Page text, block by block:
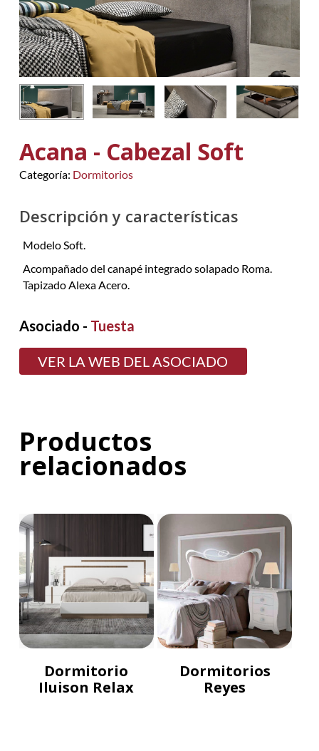
Acana - Cabezal Soft
Categoría: Dormitorios
Descripción y características
Modelo Soft.
Acompañado del canapé integrado solapado Roma.
Tapizado Alexa Acero.
Asociado - Tuesta
VER LA WEB DEL ASOCIADO
Productos
relacionados
Dormitorio
Iluison Relax
Dormitorios
Reyes